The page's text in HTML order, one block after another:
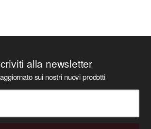
alla newsletter
sui nostri nuovi prodotti